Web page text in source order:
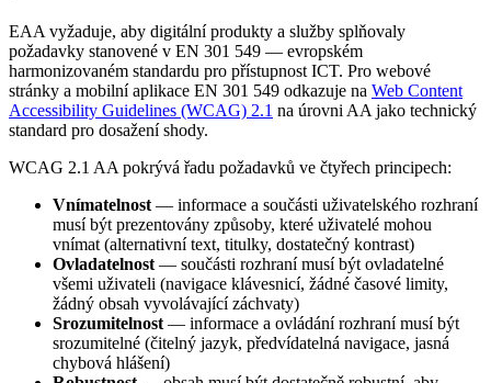
EAA vyžaduje, aby digitální produkty a služby splňovaly
požadavky stanovené v EN 301 549 — evropském
harmonizovaném standardu pro přístupnost ICT. Pro webové
stránky a mobilní aplikace EN 301 549 odkazuje na Web Content
Accessibility Guidelines (WCAG) 2.1 na úrovni AA jako technický
standard pro dosažení shody.
WCAG 2.1 AA pokrývá řadu požadavků ve čtyřech principech:
Vnímatelnost — informace a součásti uživatelského rozhraní
musí být prezentovány způsoby, které uživatelé mohou
vnímat (alternativní text, titulky, dostatečný kontrast)
Ovladatelnost — součásti rozhraní musí být ovladatelné
všemi uživateli (navigace klávesnicí, žádné časové limity,
žádný obsah vyvolávající záchvaty)
Srozumitelnost — informace a ovládání rozhraní musí být
srozumitelné (čitelný jazyk, předvídatelná navigace, jasná
chybová hlášení)